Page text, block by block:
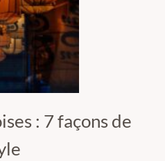
: 7 façons de